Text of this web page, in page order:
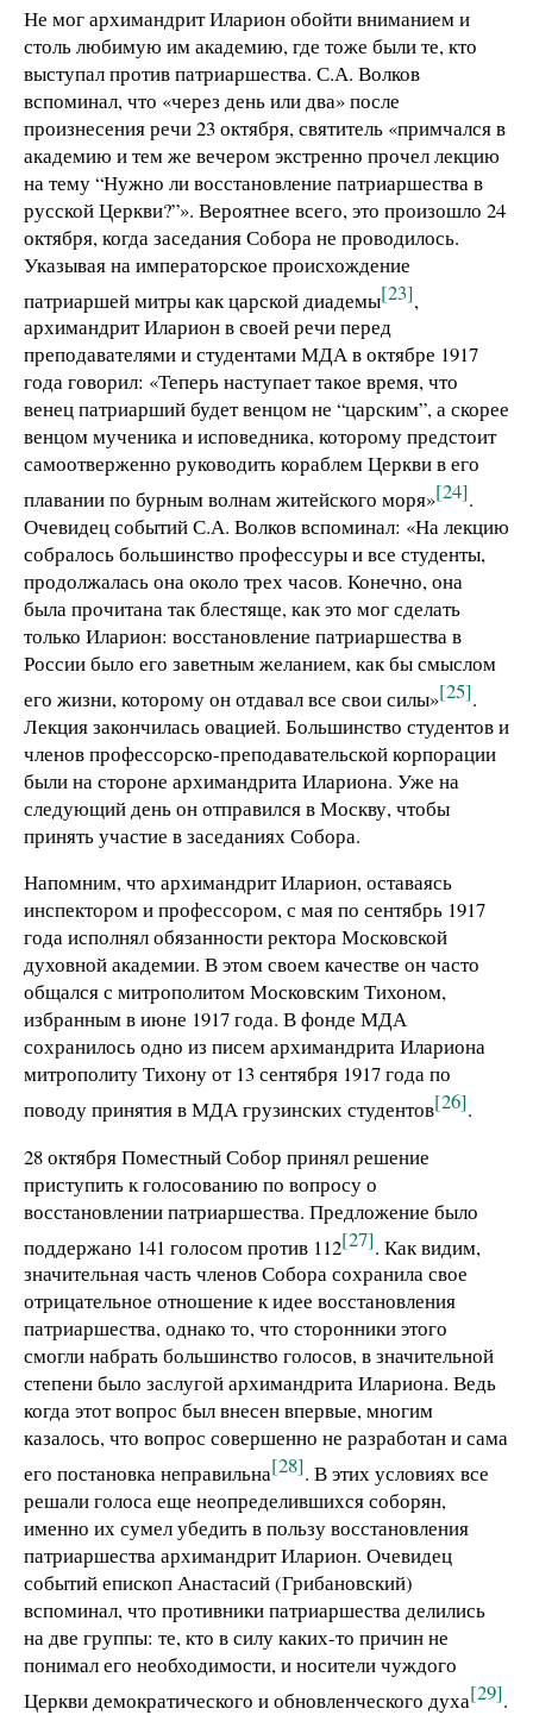
Не мог архимандрит Иларион обойти вниманием и
столь любимую им академию, где тоже были те, кто
выступал против патриаршества. С.А. Волков
вспоминал, что «через день или два» после
произнесения речи 23 октября, святитель «примчался в
академию и тем же вечером экстренно прочел лекцию
на тему “Нужно ли восстановление патриаршества в
русской Церкви?”». Вероятнее всего, это произошло 24
октября, когда заседания Собора не проводилось.
Указывая на императорское происхождение
патриаршей митры как царской диадемы[23],
архимандрит Иларион в своей речи перед
преподавателями и студентами МДА в октябре 1917
года говорил: «Теперь наступает такое время, что
венец патриарший будет венцом не “царским”, а скорее
венцом мученика и исповедника, которому предстоит
самоотверженно руководить кораблем Церкви в его
плавании по бурным волнам житейского моря»[24].
Очевидец событий С.А. Волков вспоминал: «На лекцию
собралось большинство профессуры и все студенты,
продолжалась она около трех часов. Конечно, она
была прочитана так блестяще, как это мог сделать
только Иларион: восстановление патриаршества в
России было его заветным желанием, как бы смыслом
его жизни, которому он отдавал все свои силы»[25].
Лекция закончилась овацией. Большинство студентов и
членов профессорско-преподавательской корпорации
были на стороне архимандрита Илариона. Уже на
следующий день он отправился в Москву, чтобы
принять участие в заседаниях Собора.
Напомним, что архимандрит Иларион, оставаясь
инспектором и профессором, с мая по сентябрь 1917
года исполнял обязанности ректора Московской
духовной академии. В этом своем качестве он часто
общался с митрополитом Московским Тихоном,
избранным в июне 1917 года. В фонде МДА
сохранилось одно из писем архимандрита Илариона
митрополиту Тихону от 13 сентября 1917 года по
поводу принятия в МДА грузинских студентов[26].
28 октября Поместный Собор принял решение
приступить к голосованию по вопросу о
восстановлении патриаршества. Предложение было
поддержано 141 голосом против 112[27]. Как видим,
значительная часть членов Собора сохранила свое
отрицательное отношение к идее восстановления
патриаршества, однако то, что сторонники этого
смогли набрать большинство голосов, в значительной
степени было заслугой архимандрита Илариона. Ведь
когда этот вопрос был внесен впервые, многим
казалось, что вопрос совершенно не разработан и сама
его постановка неправильна[28]. В этих условиях все
решали голоса еще неопределившихся соборян,
именно их сумел убедить в пользу восстановления
патриаршества архимандрит Иларион. Очевидец
событий епископ Анастасий (Грибановский)
вспоминал, что противники патриаршества делились
на две группы: те, кто в силу каких-то причин не
понимал его необходимости, и носители чуждого
Церкви демократического и обновленческого духа[29].